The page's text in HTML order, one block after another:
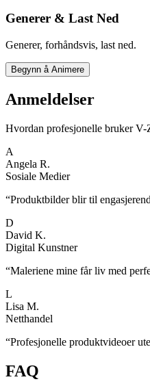
Generer & Last Ned
Generer, forhåndsvis, last ned.
Begynn å Animere
Anmeldelser
Hvordan profesjonelle bruker V-
A
Angela R.
Sosiale Medier
“Produktbilder blir til
D
David K.
Digital Kunstner
“Maleriene mine får liv med
L
Lisa M.
Netthandel
“Profesjonelle produktvideoer
FAQ